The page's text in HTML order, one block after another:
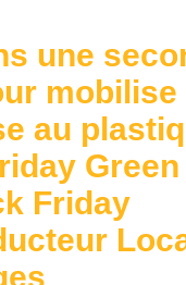
une
au
Friday